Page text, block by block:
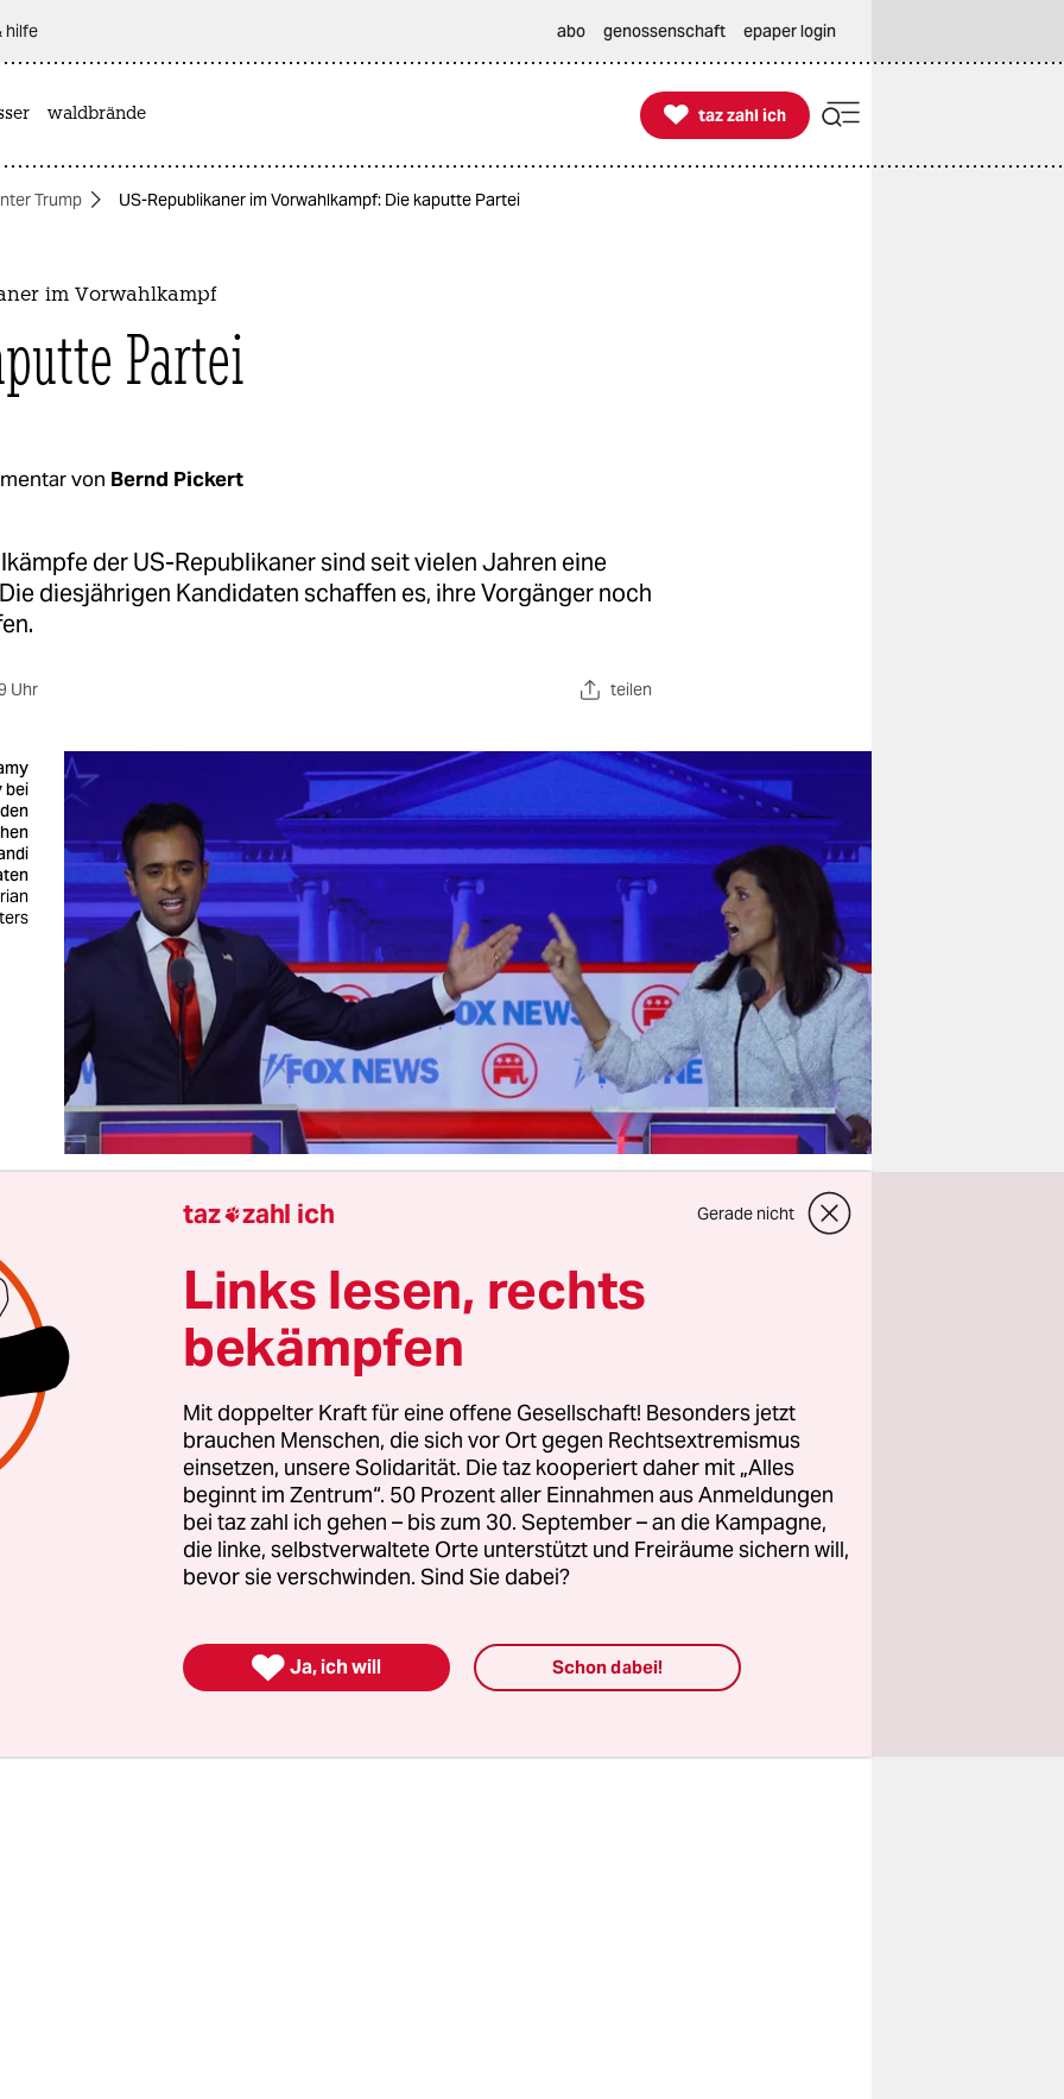
hilfe abo genossenschaft epaper login
waldbrände 
taz zahl ich
taz zahl ich
Trump US-Republikaner im Vorwahlkampf: Die kaputte Partei
im Vorwahlkampf
Partei
von Bernd Pickert
der US-Republikaner sind seit vielen Jahren eine
diesjährigen Kandidaten schaffen es, ihre Vorgänger noch
Uhr teilen
bei
am Mittwoch für alle Welt sichtbar geworden: Knapp 15
vor der nächsten US-Präsidentschaftswahl ist der
der Republikanischen Partei noch katastrophaler als
acht Kan­di­da­t*in­nen zur ersten TV-Debatte,
von einem erzkonservativen Sender. Der haushoch
bleibt der Debatte fern, muss einen Tag spätereine
, um nicht in Untersuchungshaft zu kommen, gibt
einem Youtuber ein Interview, der vor ein paar Monaten
120 Millionen Mal angesehen.
taz zahl ich Gerade nicht
Links lesen, rechts
bekämpfen
Mit doppelter Kraft für eine offene Gesellschaft! Besonders jetzt
brauchen Menschen, die sich vor Ort gegen Rechtsextremismus
einsetzen, unsere Solidarität. Die taz kooperiert daher mit „Alles
beginnt im Zentrum“. 50 Prozent aller Einnahmen aus Anmeldungen
bei taz zahl ich gehen – bis zum 30. September – an die Kampagne,
die linke, selbstverwaltete Orte unterstützt und Freiräume sichern will,
bevor sie verschwinden. Sind Sie dabei?
 Ja, ich will Schon dabei!